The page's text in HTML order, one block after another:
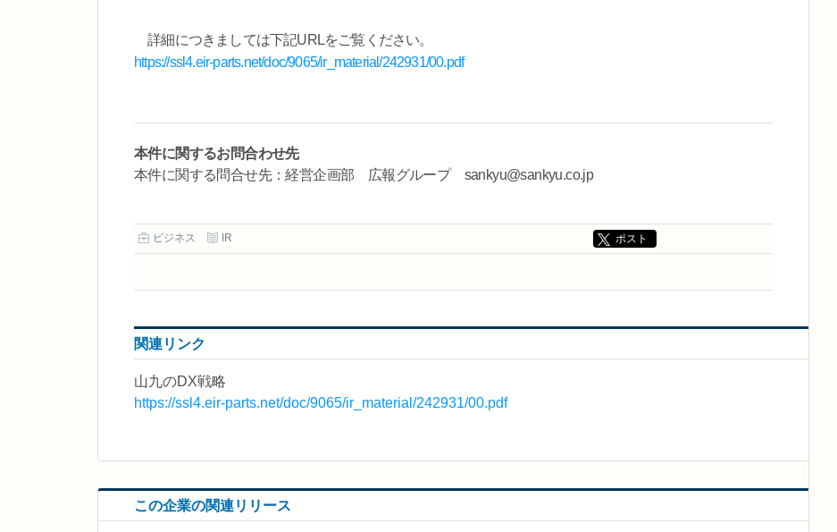
詳細につきましては下記URLをご覧ください。
https://ssl4.eir-parts.net/doc/9065/ir_material/242931/00.pdf
本件に関するお問合わせ先
本件に関する問合せ先：経営企画部 広報グループ sankyu@sankyu.co.jp
ビジネス IR ポスト
関連リンク
山九のDX戦略
https://ssl4.eir-parts.net/doc/9065/ir_material/242931/00.pdf
この企業の関連リリース